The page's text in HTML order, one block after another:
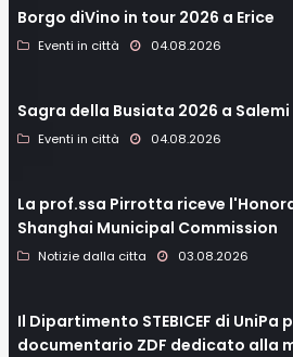
Borgo diVino in tour 2026 a Erice
Eventi in città 04.08.2026
Sagra della Busiata 2026 a Salemi
Eventi in città 04.08.2026
La prof.ssa Pirrotta riceve
Shanghai Municipal Commission
Notizie dalla citta 03.08.2026
Il Dipartimento STEBICEF di
documentario ZDF dedicato alla